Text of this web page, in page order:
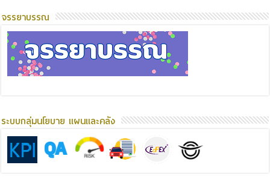
จรรยาบรรณ
ระบบกลุ่มนโยบาย แผนและคลัง